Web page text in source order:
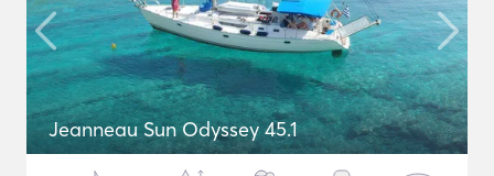
Jeanneau Sun Odyssey 45.1